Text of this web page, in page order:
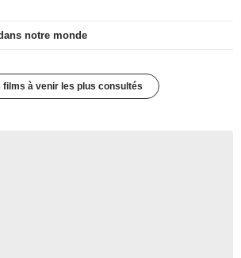
notre monde
films à venir les plus consultés